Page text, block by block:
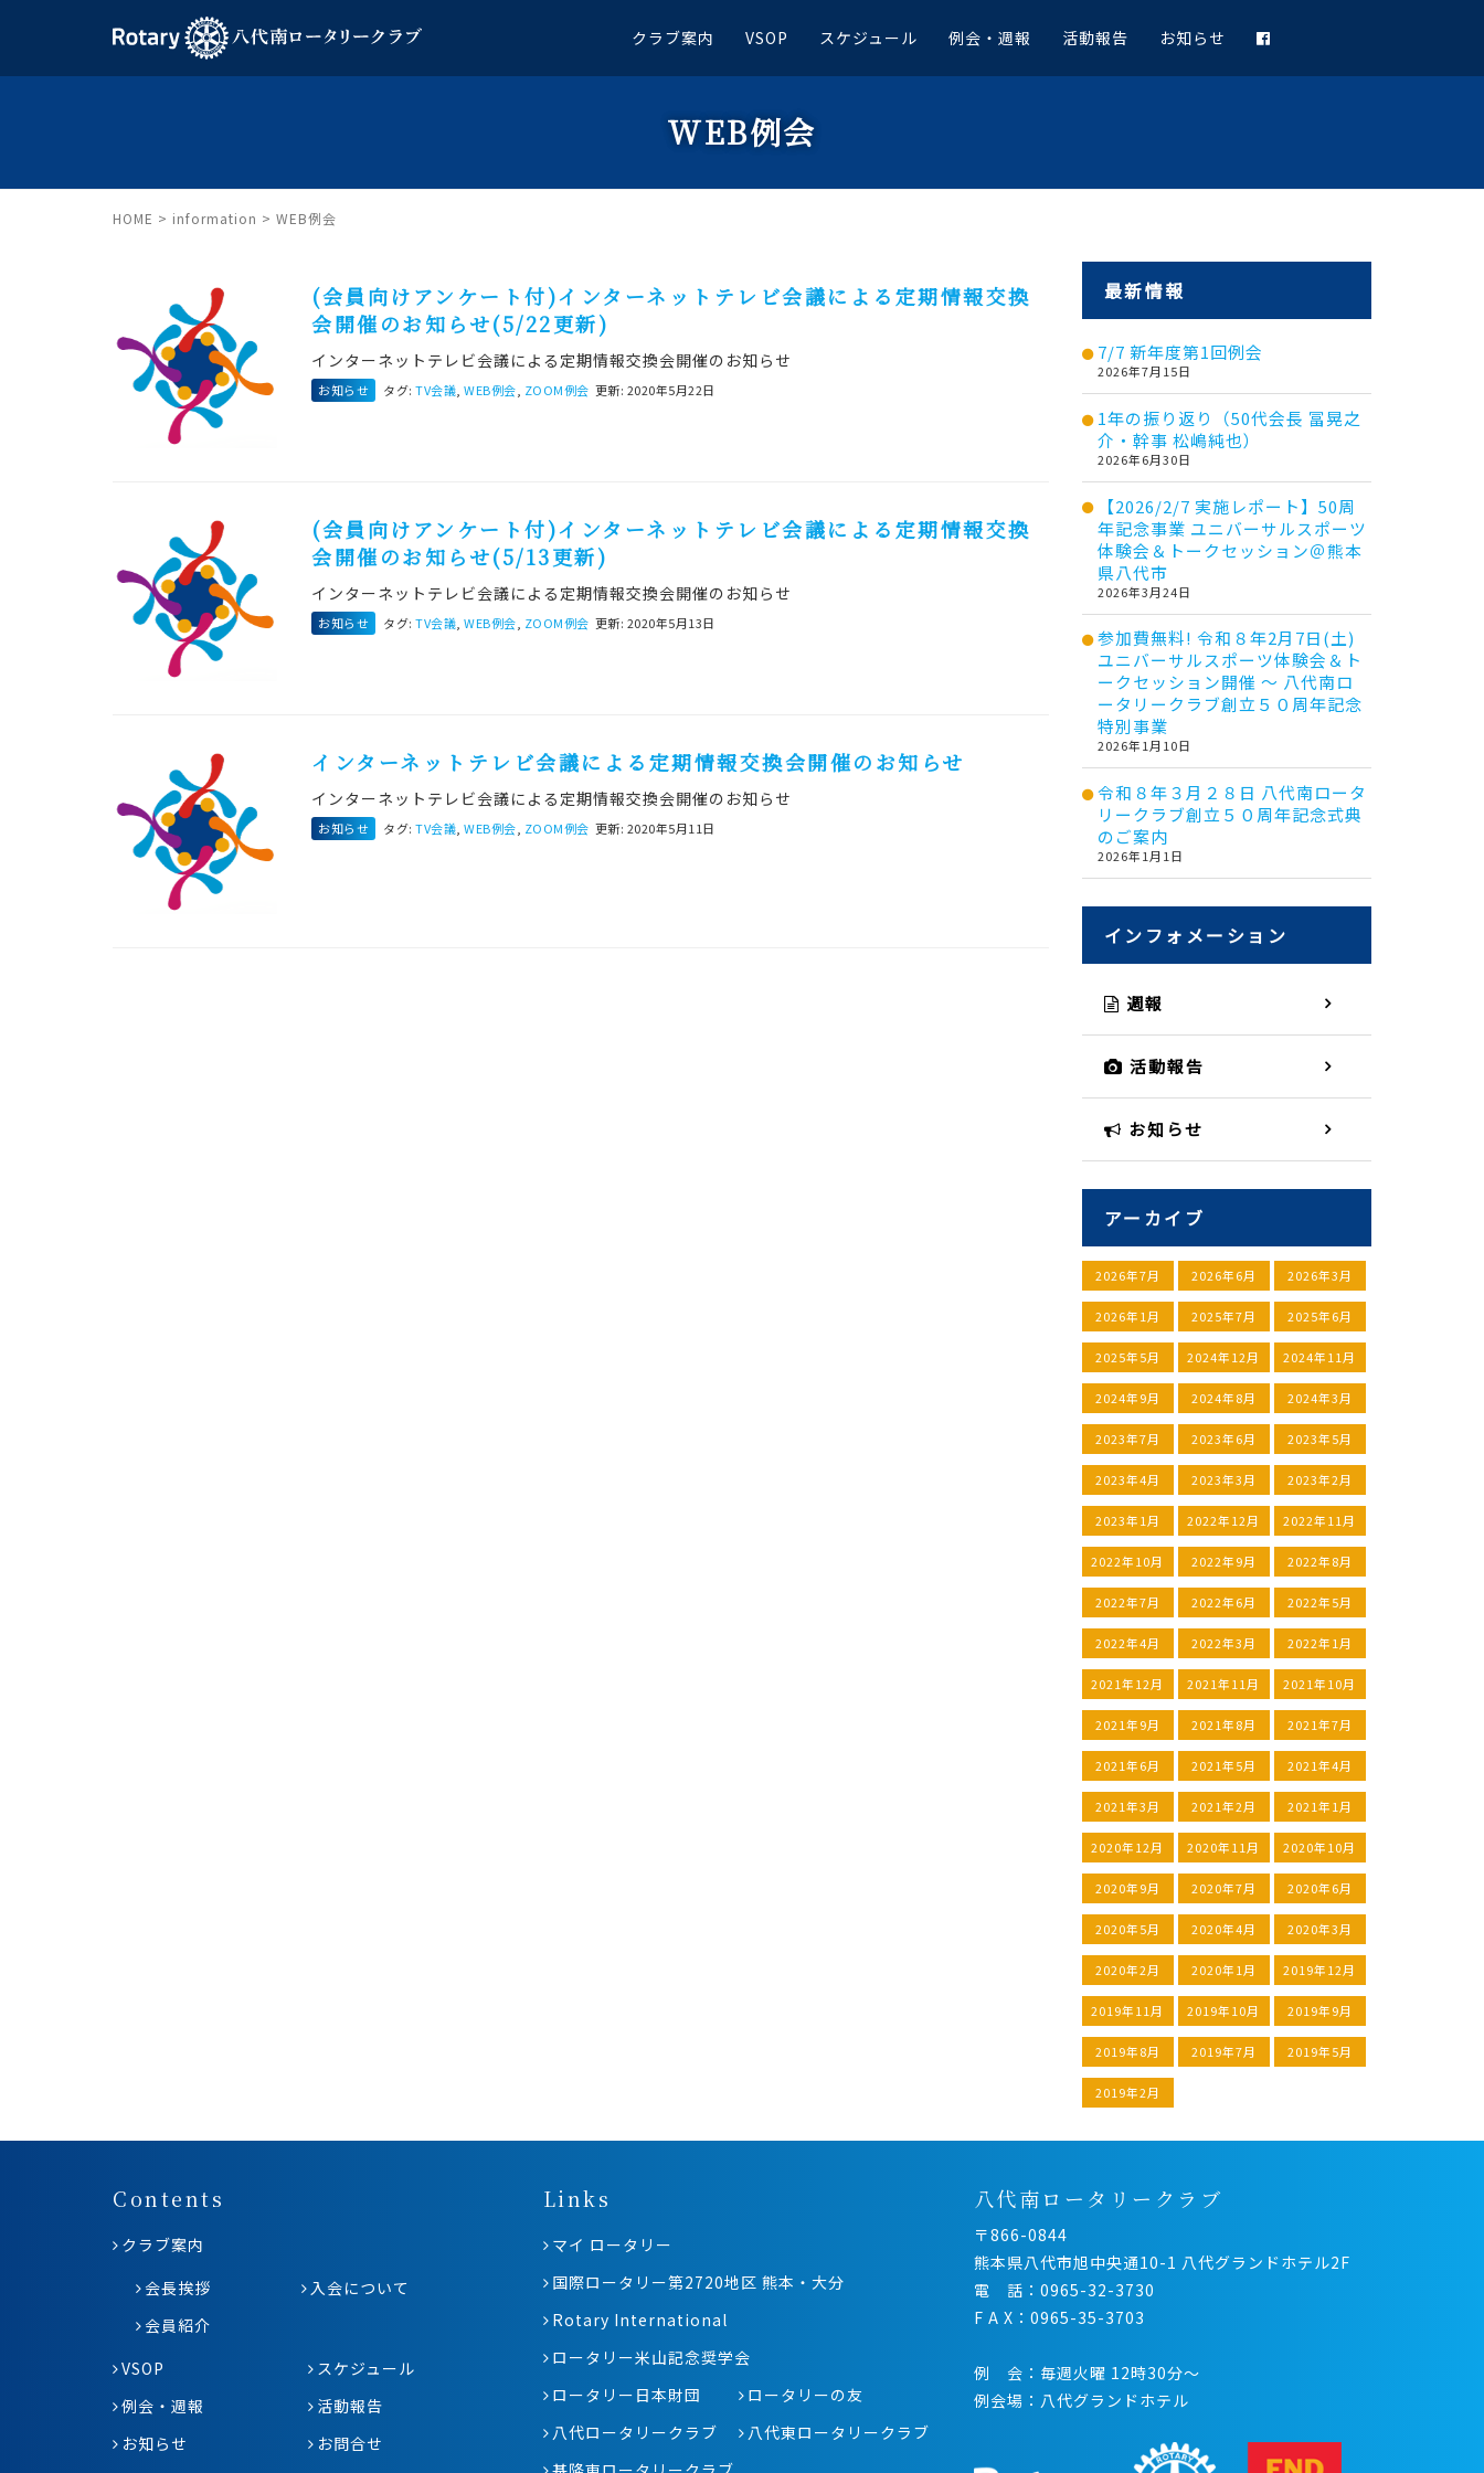
クラブ案内 VSOP スケジュール 例会・週報 活動報告 お知らせ
WEB例会
HOME > information > WEB例会
(会員向けアンケート付)インターネットテレビ会議による定期情報交換
会開催のお知らせ(5/22更新)
インターネットテレビ会議による定期情報交換会開催のお知らせ
お知らせ タグ: TV会議 WEB例会 ZOOM例会 更新: 2020年5月22日
(会員向けアンケート付)インターネットテレビ会議による定期情報交換
会開催のお知らせ(5/13更新)
インターネットテレビ会議による定期情報交換会開催のお知らせ
お知らせ タグ: TV会議 WEB例会 ZOOM例会 更新: 2020年5月13日
インターネットテレビ会議による定期情報交換会開催のお知らせ
インターネットテレビ会議による定期情報交換会開催のお知らせ
お知らせ タグ: TV会議 WEB例会 ZOOM例会 更新: 2020年5月11日
最新情報
7/7 新年度第1回例会
2026年7月15日
1年の振り返り（50代会長 冨晃之
介・幹事 松嶋純也）
2026年6月30日
【2026/2/7 実施レポート】50周
年記念事業 ユニバーサルスポーツ
体験会＆トークセッション＠熊本
県八代市
2026年3月24日
参加費無料! 令和８年2月7日(土)
ユニバーサルスポーツ体験会＆ト
ークセッション開催 ～ 八代南ロ
ータリークラブ創立５０周年記念
特別事業
2026年1月10日
令和８年３月２８日 八代南ロータ
リークラブ創立５０周年記念式典
のご案内
2026年1月1日
インフォメーション
週報
活動報告
お知らせ
アーカイブ
2026年7月 2026年6月 2026年3月
2026年1月 2025年7月 2025年6月
2025年5月 2024年12月 2024年11月
2024年9月 2024年8月 2024年3月
2023年7月 2023年6月 2023年5月
2023年4月 2023年3月 2023年2月
2023年1月 2022年12月 2022年11月
2022年10月 2022年9月 2022年8月
2022年7月 2022年6月 2022年5月
2022年4月 2022年3月 2022年1月
2021年12月 2021年11月 2021年10月
2021年9月 2021年8月 2021年7月
2021年6月 2021年5月 2021年4月
2021年3月 2021年2月 2021年1月
2020年12月 2020年11月 2020年10月
2020年9月 2020年7月 2020年6月
2020年5月 2020年4月 2020年3月
2020年2月 2020年1月 2019年12月
2019年11月 2019年10月 2019年9月
2019年8月 2019年7月 2019年5月
2019年2月
Contents
クラブ案内
会長挨拶
入会について
会員紹介
VSOP
スケジュール
例会・週報
活動報告
お知らせ
お問合せ
Links
マイ ロータリー
国際ロータリー第2720地区 熊本・大分
Rotary International
ロータリー米山記念奨学会
ロータリー日本財団
ロータリーの友
八代ロータリークラブ
八代東ロータリークラブ
八代南ロータリークラブ
〒866-0844
熊本県八代市旭中央通10-1 八代グランドホテル2F
電 話：0965-32-3730
F A X：0965-35-3703
例 会：毎週火曜 12時30分〜
例会場：八代グランドホテル